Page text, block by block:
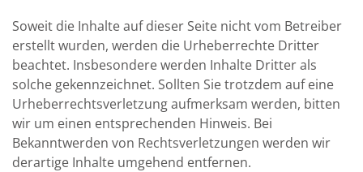
Soweit die Inhalte auf dieser Seite nicht vom Betreiber
erstellt wurden, werden die Urheberrechte Dritter
beachtet. Insbesondere werden Inhalte Dritter als
solche gekennzeichnet. Sollten Sie trotzdem auf eine
Urheberrechtsverletzung aufmerksam werden, bitten
wir um einen entsprechenden Hinweis. Bei
Bekanntwerden von Rechtsverletzungen werden wir
derartige Inhalte umgehend entfernen.